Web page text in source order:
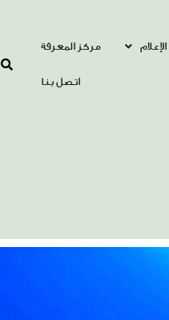
مركز المعرفة
اتصل بنا